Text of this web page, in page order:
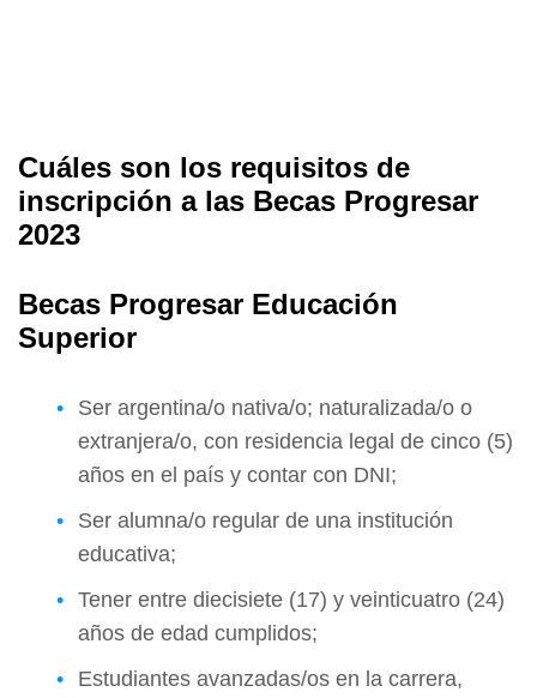
Cuáles son los requisitos de
inscripción a las Becas Progresar
2023
Becas Progresar Educación
Superior
Ser argentina/o nativa/o; naturalizada/o o
extranjera/o, con residencia legal de cinco (5)
años en el país y contar con DNI;
Ser alumna/o regular de una institución
educativa;
Tener entre diecisiete (17) y veinticuatro (24)
años de edad cumplidos;
Estudiantes avanzadas/os en la carrera,